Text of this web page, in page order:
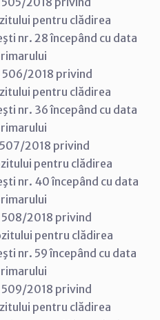
pentru clădirea
nr. 28 începând cu data
2018 privind
pentru clădirea
nr. 36 începând cu data
2018 privind
pentru clădirea
nr. 40 începând cu data
2018 privind
pentru clădirea
nr. 59 începând cu data
2018 privind
pentru clădirea